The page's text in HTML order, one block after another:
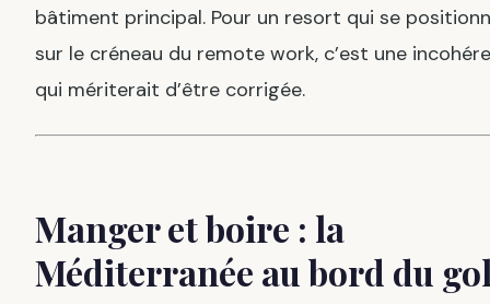
bâtiment principal. Pour un resort qui se
sur le créneau du remote work, c’est une
qui mériterait d’être corrigée.
Manger et boire : la
Méditerranée au bord du